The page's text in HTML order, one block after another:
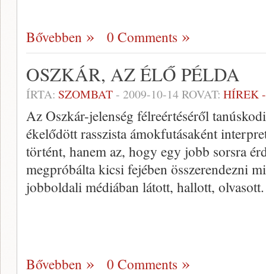
Bővebben 0 Comments
OSZKÁR, AZ ÉLŐ PÉLDA
ÍRTA: SZOMBAT- 2009-10-14ROVAT: HÍREK
Az Oszkár-jelenség félreértéséről
ékelődött rasszista ámokfutásaként
történt, hanem az, hogy egy jobb sorsra
megpróbálta kicsi fejében összerendezni
jobboldali médiában látott, hallott, olvasott.
Bővebben 0 Comments